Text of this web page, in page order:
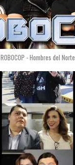
ROBOCOP - Hombres del Norte